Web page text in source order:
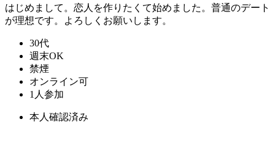
はじめまして。恋人を作りたくて始めました。普通のデート
が理想です。よろしくお願いします。
30代
週末OK
禁煙
オンライン可
1人参加
本人確認済み